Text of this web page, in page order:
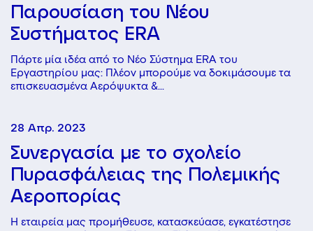
Παρουσίαση του Νέου
Συστήματος ERA
Πάρτε μία ιδέα από το Νέο Σύστημα ERA του
Εργαστηρίου μας: Πλέον μπορούμε να δοκιμάσουμε τα
επισκευασμένα Αερόψυκτα &...
28 Απρ. 2023
Συνεργασία με το σχολείο
Πυρασφάλειας της Πολεμικής
Αεροπορίας
Η εταιρεία μας προμήθευσε, κατασκεύασε, εγκατέστησε